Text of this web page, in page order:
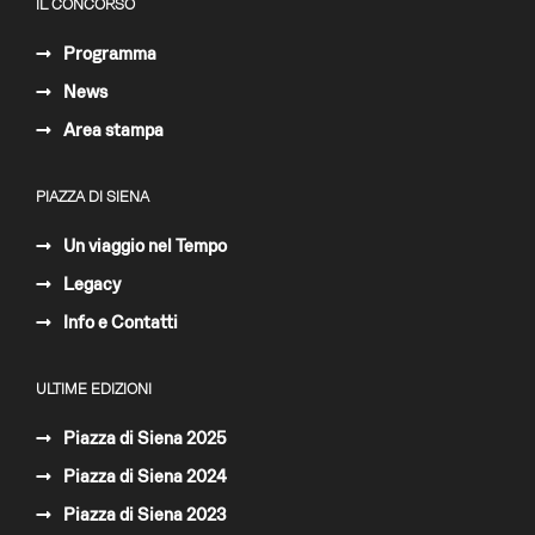
IL CONCORSO
Programma
News
Area stampa
PIAZZA DI SIENA
Un viaggio nel Tempo
Legacy
Info e Contatti
ULTIME EDIZIONI
Piazza di Siena 2025
Piazza di Siena 2024
Piazza di Siena 2023